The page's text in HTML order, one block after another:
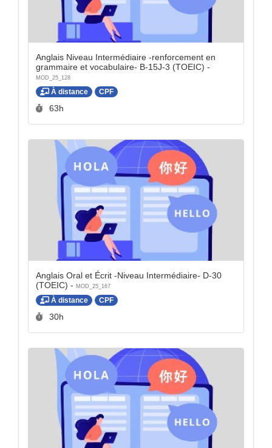
Anglais Niveau Intermédiaire -renforcement en
grammaire et vocabulaire- B-15J-3 (TOEIC) -
MOD_25_128
À distance CPF
Durée :
63h
Anglais Oral et Écrit -Niveau Intermédiaire- D-30
(TOEIC) - MOD_25_167
À distance CPF
Durée :
30h